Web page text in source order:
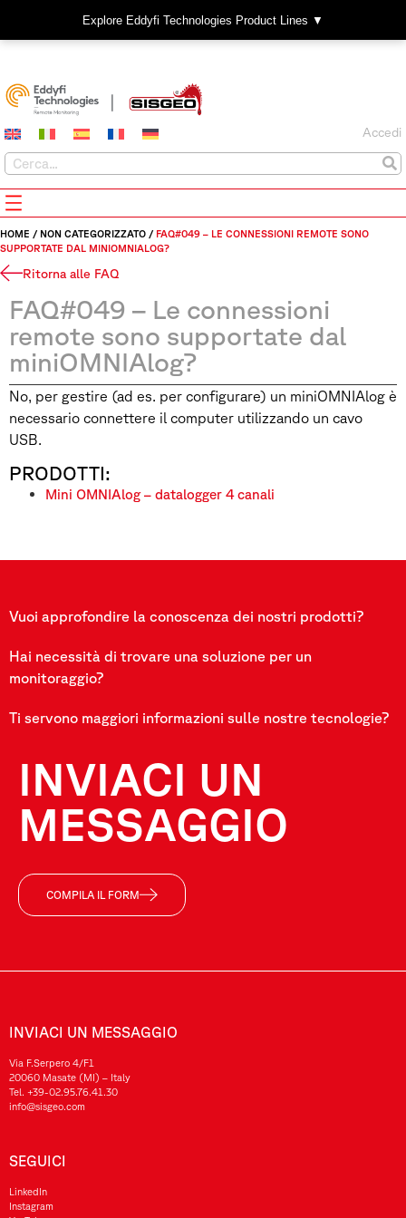
Explore Eddyfi Technologies Product Lines ▼
Accedi
HOME / NON CATEGORIZZATO / FAQ#049 – LE CONNESSIONI REMOTE SONO
SUPPORTATE DAL MINIOMNIALOG?
Ritorna alle FAQ
FAQ#049 – Le connessioni
remote sono supportate dal
miniOMNIAlog?
No, per gestire (ad es. per configurare) un miniOMNIAlog è
necessario connettere il computer utilizzando un cavo
USB.
PRODOTTI:
Mini OMNIAlog – datalogger 4 canali
Vuoi approfondire la conoscenza dei nostri prodotti?
Hai necessità di trovare una soluzione per un
monitoraggio?
Ti servono maggiori informazioni sulle nostre tecnologie?
INVIACI UN
MESSAGGIO
COMPILA IL FORM
INVIACI UN MESSAGGIO
Via F.Serpero 4/F1
20060 Masate (MI) – Italy
Tel. +39-02.95.76.41.30
info@sisgeo.com
SEGUICI
LinkedIn
Instagram